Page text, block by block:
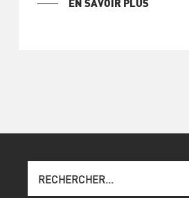
EN SAVOIR PLUS
sur